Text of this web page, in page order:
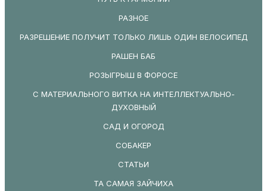
РАЗНОЕ
РАЗРЕШЕНИЕ ПОЛУЧИТ ТОЛЬКО ЛИШЬ ОДИН ВЕЛОСИПЕД
РАШЕН БАБ
РОЗЫГРЫШ В ФОРОСЕ
С МАТЕРИАЛЬНОГО ВИТКА НА ИНТЕЛЛЕКТУАЛЬНО-
ДУХОВНЫЙ
САД И ОГОРОД
СОБАКЕР
СТАТЬИ
ТА САМАЯ ЗАЙЧИХА